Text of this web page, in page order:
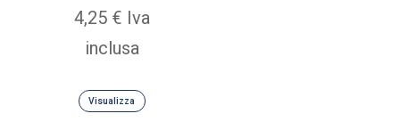
4,25 €Fascia
di
da
Iva
inclusa
Visualizza